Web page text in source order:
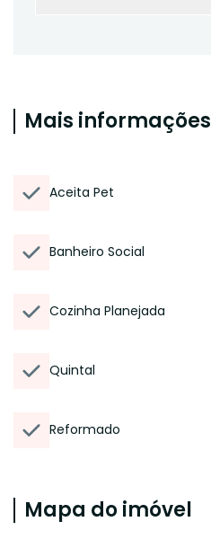
Mais informações
Aceita Pet
Banheiro Social
Cozinha Planejada
Quintal
Reformado
Mapa do imóvel